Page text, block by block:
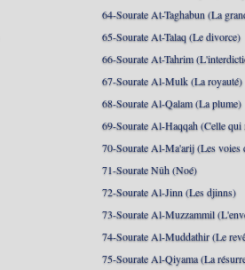
64-Sourate At-Taghabun (La
65-Sourate At-Talaq (Le divorce)
66-Sourate At-Tahrim
67-Sourate Al-Mulk (La royauté)
68-Sourate Al-Qalam (La plume)
69-Sourate Al-Haqqah (Celle qui
70-Sourate Al-Ma'arij (Les voies
71-Sourate Nûh (Noé)
72-Sourate Al-Jinn (Les djinns)
73-Sourate Al-Muzzammil
74-Sourate Al-Muddathir (Le
75-Sourate Al-Qiyama (La